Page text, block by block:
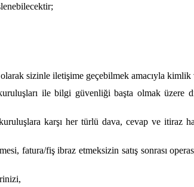
sizinle iletişime geçebilmek amacıyla
ile bilgi güvenliği başta olmak üzere
karşı her türlü dava, cevap ve itiraz
fatura/fiş ibraz etmeksizin satış sonrası